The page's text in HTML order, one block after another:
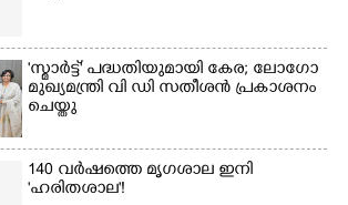
'സ്മാർട്ട്' പദ്ധതിയുമായി കേര; ലോഗോ
മുഖ്യമന്ത്രി വി ഡി സതീശൻ പ്രകാശനം
ചെയ്തു
140 വർഷത്തെ മൃഗശാല ഇനി
'ഹരിതശാല'!